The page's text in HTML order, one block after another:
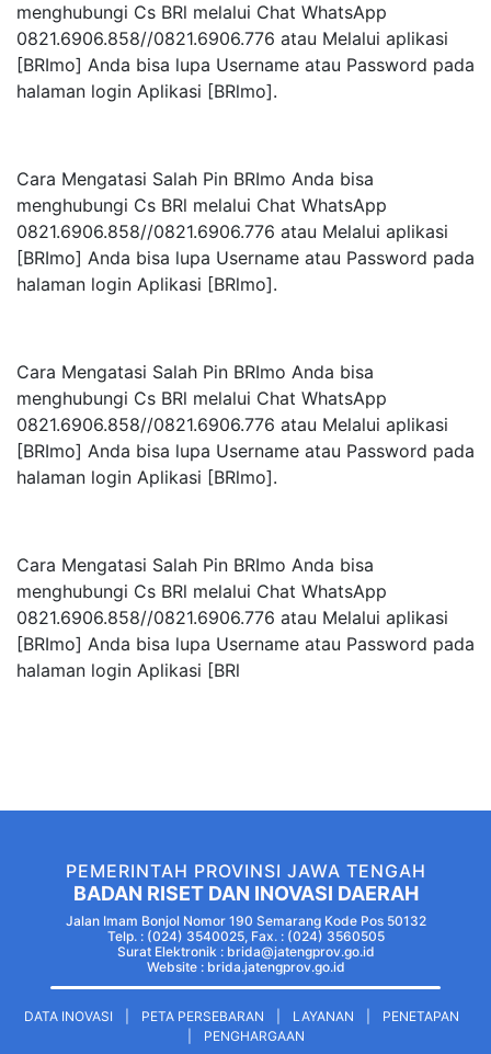
menghubungi Cs BRl melalui Chat WhatsApp
0821.6906.858//0821.6906.776 atau Melalui aplikasi
[BRImo] Anda bisa lupa Username atau Password pada
halaman login Aplikasi [BRlmo].
Cara Mengatasi Salah Pin BRImo Anda bisa
menghubungi Cs BRl melalui Chat WhatsApp
0821.6906.858//0821.6906.776 atau Melalui aplikasi
[BRImo] Anda bisa lupa Username atau Password pada
halaman login Aplikasi [BRlmo].
Cara Mengatasi Salah Pin BRImo Anda bisa
menghubungi Cs BRl melalui Chat WhatsApp
0821.6906.858//0821.6906.776 atau Melalui aplikasi
[BRImo] Anda bisa lupa Username atau Password pada
halaman login Aplikasi [BRlmo].
Cara Mengatasi Salah Pin BRImo Anda bisa
menghubungi Cs BRl melalui Chat WhatsApp
0821.6906.858//0821.6906.776 atau Melalui aplikasi
[BRImo] Anda bisa lupa Username atau Password pada
halaman login Aplikasi [BRl
PEMERINTAH PROVINSI JAWA TENGAH
BADAN RISET DAN INOVASI DAERAH
Jalan Imam Bonjol Nomor 190 Semarang Kode Pos 50132
Telp. : (024) 3540025, Fax. : (024) 3560505
Surat Elektronik : brida@jatengprov.go.id
Website : brida.jatengprov.go.id
DATA INOVASI PETA PERSEBARAN LAYANAN
PENETAPAN
PENGHARGAAN